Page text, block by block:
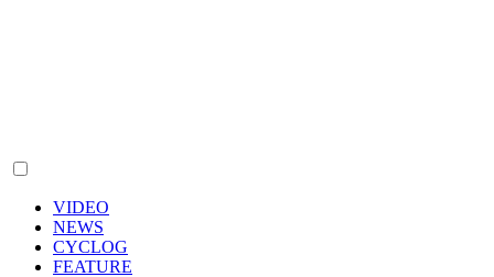
VIDEO
NEWS
CYCLOG
FEATURE